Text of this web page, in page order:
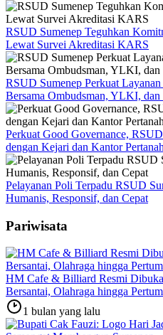
RSUD Sumenep Teguhkan
Lewat Survei Akreditasi KARS
RSUD Sumenep Perkuat
Bersama Ombudsman, YLKI,
Perkuat Good Governance,
dengan Kejari dan Kantor
Pelayanan Poli Terpadu RSUD
Humanis, Responsif, dan Cepat
Pariwisata
HM Cafe & Billiard Resmi
Bersantai, Olahraga hingga
1 bulan yang lalu